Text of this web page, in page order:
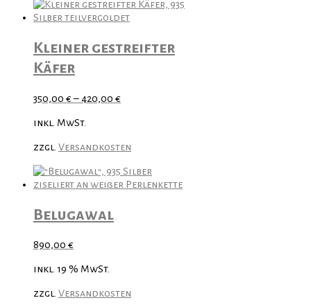
Kleiner gestreifter
Käfer
350,00 €–420,00 €
inkl. MwSt.
zzgl. Versandkosten
Belugawal
890,00 €
inkl. 19 % MwSt.
zzgl. Versandkosten